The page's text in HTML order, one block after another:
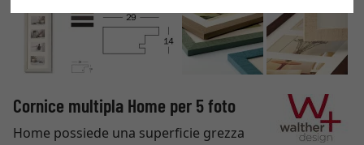
Cornice multipla Home per 5 foto
Home possiede una superficie grezza